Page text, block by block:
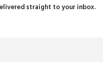
straight to your inbox.